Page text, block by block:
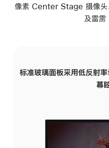
像素 Center Stage 摄像头
及雷雳
标准玻璃面板采用低反射
幕